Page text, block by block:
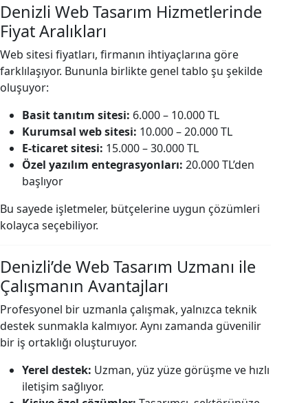
Denizli Web Tasarım Hizmetlerinde
Fiyat Aralıkları
Web sitesi fiyatları, firmanın ihtiyaçlarına göre
farklılaşıyor. Bununla birlikte genel tablo şu şekilde
oluşuyor:
Basit tanıtım sitesi: 6.000 – 10.000 TL
Kurumsal web sitesi: 10.000 – 20.000 TL
E-ticaret sitesi: 15.000 – 30.000 TL
Özel yazılım entegrasyonları: 20.000 TL’den
başlıyor
Bu sayede işletmeler, bütçelerine uygun çözümleri
kolayca seçebiliyor.
Denizli’de Web Tasarım Uzmanı ile
Çalışmanın Avantajları
Profesyonel bir uzmanla çalışmak, yalnızca teknik
destek sunmakla kalmıyor. Aynı zamanda güvenilir
bir iş ortaklığı oluşturuyor.
Yerel destek: Uzman, yüz yüze görüşme ve hızlı
iletişim sağlıyor.